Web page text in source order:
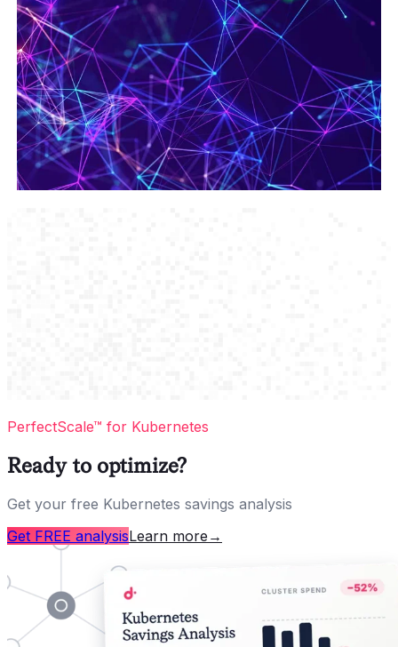
PerfectScale™ for Kubernetes
Ready to optimize?
Get your free Kubernetes savings analysis
Get FREE analysisLearn more →